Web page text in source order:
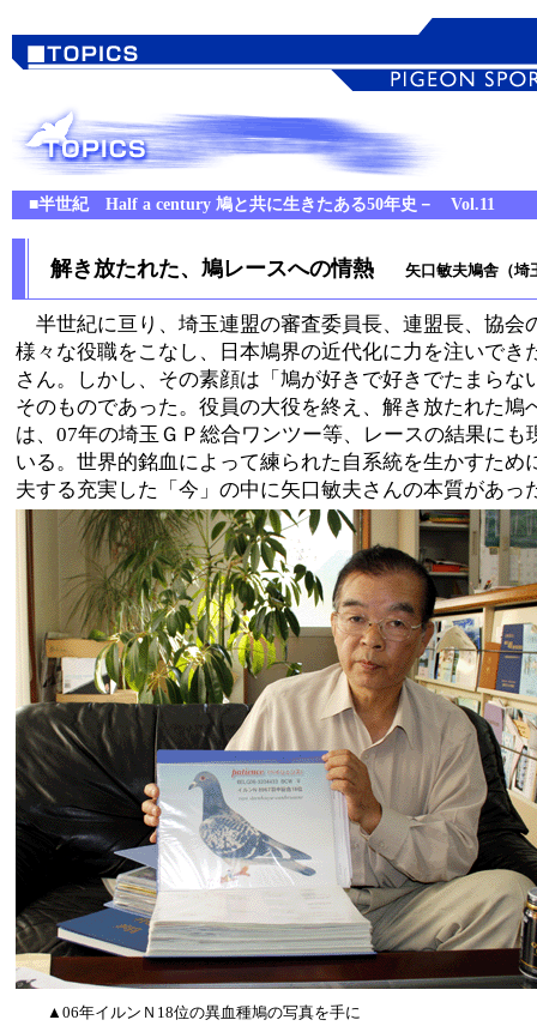
■半世紀Half a century 鳩と共に生きたある50年史－ Vol.11
解き放たれた、鳩レースへの情熱 矢口敏夫鳩舎（埼
半世紀に亘り、埼玉連盟の審査委員長、連盟長、協会
様々な役職をこなし、日本鳩界の近代化に力を注いでき
さん。しかし、その素顔は「鳩が好きで好きでたまらな
そのものであった。役員の大役を終え、解き放たれた鳩
は、07年の埼玉ＧＰ総合ワンツー等、レースの結果にも
いる。世界的銘血によって練られた自系統を生かすため
夫する充実した「今」の中に矢口敏夫さんの本質があっ
▲06年イルンＮ18位の異血種鳩の写真を手に